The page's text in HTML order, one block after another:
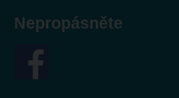
Nepropásněte